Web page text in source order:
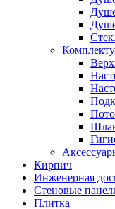
Кирпич
Инженерная
Стеновые
Плитка